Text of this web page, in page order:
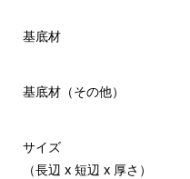
基底材
基底材（その他）
サイズ
（長辺 x 短辺 x 厚さ）